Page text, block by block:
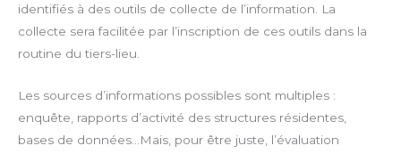
identifiés à des outils de collecte de l’information. La
collecte sera facilitée par l’inscription de ces outils dans la
routine du tiers-lieu.
Les sources d’informations possibles sont multiples :
enquête, rapports d’activité des structures résidentes,
bases de données…Mais, pour être juste, l’évaluation